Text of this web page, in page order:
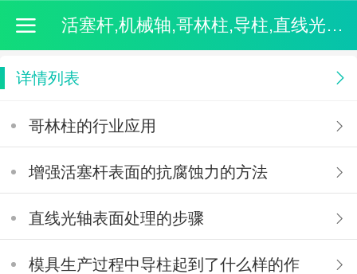
活塞杆,机械轴,哥林柱,导柱,直线光轴-无锡市创宏机械有限公司
详情列表
哥林柱的行业应用
增强活塞杆表面的抗腐蚀力的方法
直线光轴表面处理的步骤
模具生产过程中导柱起到了什么样的作